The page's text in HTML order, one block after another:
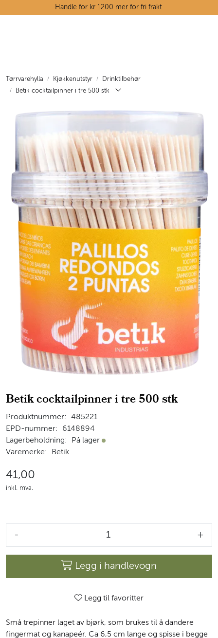
Skip to main contentHandle for kr 1200 mer for fri frakt.
Tørrvarehylla Kjøkkenutstyr
Drinktilbehør
Betik cocktailpinner i tre 500 stk
Betik cocktailpinner i tre 500 stk
Produktnummer:
485221
EPD-nummer:
6148894
Lagerbeholdning:
På lager På lager
Varemerke: Betik
41,00
inkl. mva.
- +
Legg i handlevogn
Legg til favoritter
Små trepinner laget av bjørk, som brukes til å dandere
fingermat og kanapeér. Ca 6,5 cm lange og spisse i begge
Tørrvarehylla
Grøntavdelingen
Oppskrifter
Kunnskapshjørnet